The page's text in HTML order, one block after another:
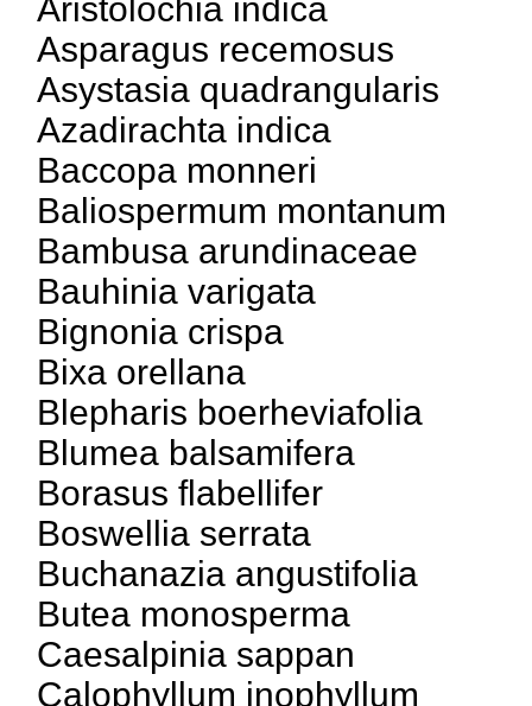
Aristolochia indica
Asparagus recemosus
Asystasia quadrangularis
Azadirachta indica
Baccopa monneri
Baliospermum montanum
Bambusa arundinaceae
Bauhinia varigata
Bignonia crispa
Bixa orellana
Blepharis boerheviafolia
Blumea balsamifera
Borasus flabellifer
Boswellia serrata
Buchanazia angustifolia
Butea monosperma
Caesalpinia sappan
Calophyllum inophyllum